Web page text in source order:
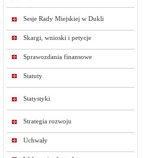
Sesje Rady Miejskiej w Dukli
Skargi, wnioski i petycje
Sprawozdania finansowe
Statuty
Statystyki
Strategia rozwoju
Uchwały